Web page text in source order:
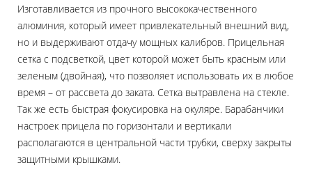
Изготавливается из прочного высококачественного
алюминия, который имеет привлекательный внешний вид,
но и выдерживают отдачу мощных калибров. Прицельная
сетка с подсветкой, цвет которой может быть красным или
зеленым (двойная), что позволяет использовать их в любое
время – от рассвета до заката. Сетка вытравлена на стекле.
Так же есть быстрая фокусировка на окуляре. Барабанчики
настроек прицела по горизонтали и вертикали
располагаются в центральной части трубки, сверху закрыты
защитными крышками.